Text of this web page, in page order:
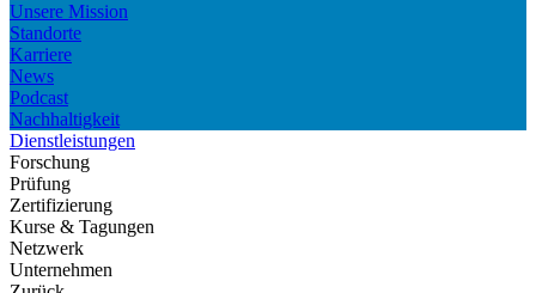
Unsere Mission
Standorte
Karriere
News
Podcast
Nachhaltigkeit
Dienstleistungen
Forschung
Prüfung
Zertifizierung
Kurse & Tagungen
Netzwerk
Unternehmen